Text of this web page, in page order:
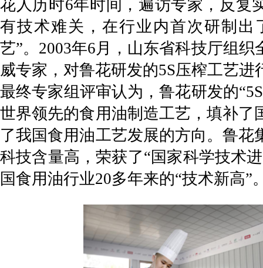
花人历时6年时间，遍访专家，反复
有技术难关，在行业内首次研制出
艺”。2003年6月，山东省科技厅组织
威专家，对鲁花研发的5S压榨工艺进
最终专家组评审认为，鲁花研发的
世界领先的食用油制造工艺，填补了
了我国食用油工艺发展的方向。鲁花
科技含量高，荣获了“国家科学技术
国食用油行业20多年来的“技术新高”